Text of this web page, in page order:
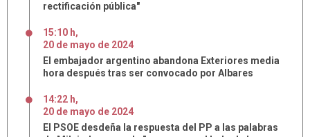
rectificación pública"
15:10 h,
20 de mayo de 2024
El embajador argentino abandona Exteriores media
hora después tras ser convocado por Albares
14:22 h,
20 de mayo de 2024
El PSOE desdeña la respuesta del PP a las palabras